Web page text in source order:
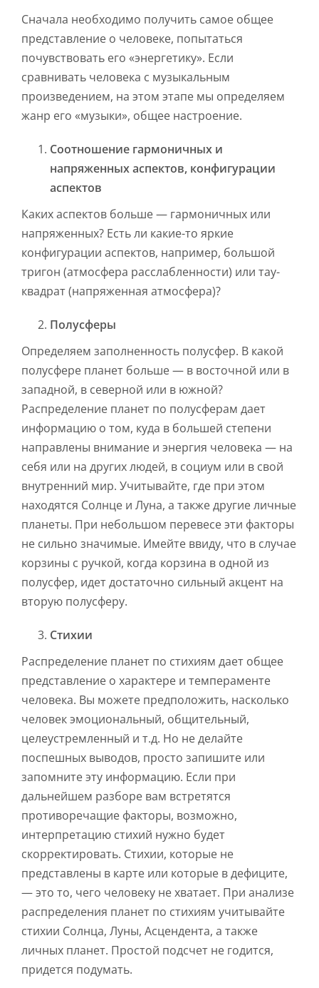
Сначала необходимо получить самое общее
представление о человеке, попытаться
почувствовать его «энергетику». Если
сравнивать человека с музыкальным
произведением, на этом этапе мы определяем
жанр его «музыки», общее настроение.
Соотношение гармоничных и
напряженных аспектов, конфигурации
аспектов
Каких аспектов больше — гармоничных или
напряженных? Есть ли какие-то яркие
конфигурации аспектов, например, большой
тригон (атмосфера расслабленности) или тау-
квадрат (напряженная атмосфера)?
Полусферы
Определяем заполненность полусфер. В какой
полусфере планет больше — в восточной или в
западной, в северной или в южной?
Распределение планет по полусферам дает
информацию о том, куда в большей степени
направлены внимание и энергия человека — на
себя или на других людей, в социум или в свой
внутренний мир. Учитывайте, где при этом
находятся Солнце и Луна, а также другие личные
планеты. При небольшом перевесе эти факторы
не сильно значимые. Имейте ввиду, что в случае
корзины с ручкой, когда корзина в одной из
полусфер, идет достаточно сильный акцент на
вторую полусферу.
Стихии
Распределение планет по стихиям дает общее
представление о характере и темпераменте
человека. Вы можете предположить, насколько
человек эмоциональный, общительный,
целеустремленный и т.д. Но не делайте
поспешных выводов, просто запишите или
запомните эту информацию. Если при
дальнейшем разборе вам встретятся
противоречащие факторы, возможно,
интерпретацию стихий нужно будет
скорректировать. Стихии, которые не
представлены в карте или которые в дефиците,
— это то, чего человеку не хватает. При анализе
распределения планет по стихиям учитывайте
стихии Солнца, Луны, Асцендента, а также
личных планет. Простой подсчет не годится,
придется подумать.